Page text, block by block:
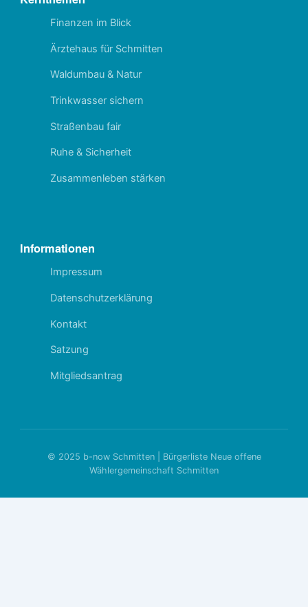
Finanzen im Blick
Ärztehaus für Schmitten
Waldumbau & Natur
Trinkwasser sichern
Straßenbau fair
Ruhe & Sicherheit
Zusammenleben stärken
Informationen
Impressum
Datenschutzerklärung
Kontakt
Satzung
Mitgliedsantrag
© 2025 b-now Schmitten | Bürgerliste Neue offene
Wählergemeinschaft Schmitten